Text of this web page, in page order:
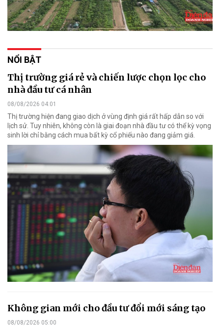
NỔI BẬT
Thị trường giá rẻ và chiến lược chọn lọc cho
nhà đầu tư cá nhân
08/08/2026 04:01
Thị trường hiện đang giao dịch ở vùng định giá rất hấp dẫn so với
lịch sử. Tuy nhiên, không còn là giai đoạn nhà đầu tư có thể kỳ vọng
sinh lời chỉ bằng cách mua bất kỳ cổ phiếu nào đang giảm giá.
Không gian mới cho đầu tư đổi mới sáng tạo
08/08/2026 05:00